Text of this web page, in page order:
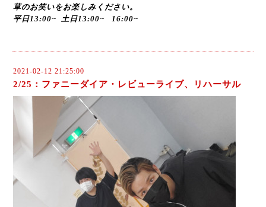
草のお笑いをお楽しみください。
平日13:00~ 土日13:00~ 16:00~
2021-02-12 21:25:00
2/25：ファニーダイア・レビューライブ、リハーサル